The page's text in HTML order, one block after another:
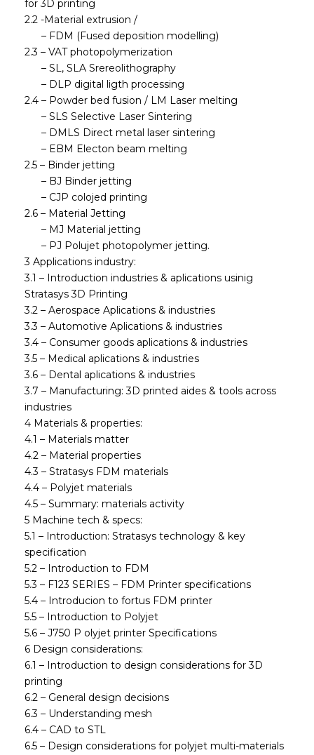
for 3D printing
2.2 -Material extrusion /
– FDM (Fused deposition modelling)
2.3 – VAT photopolymerization
– SL, SLA Srereolithography
– DLP digital ligth processing
2.4 – Powder bed fusion / LM Laser melting
– SLS Selective Laser Sintering
– DMLS Direct metal laser sintering
– EBM Electon beam melting
2.5 – Binder jetting
– BJ Binder jetting
– CJP colojed printing
2.6 – Material Jetting
– MJ Material jetting
– PJ Polujet photopolymer jetting.
3 Applications industry:
3.1 – Introduction industries & aplications usinig
Stratasys 3D Printing
3.2 – Aerospace Aplications & industries
3.3 – Automotive Aplications & industries
3.4 – Consumer goods aplications & industries
3.5 – Medical aplications & industries
3.6 – Dental aplications & industries
3.7 – Manufacturing: 3D printed aides & tools across
industries
4 Materials & properties:
4.1 – Materials matter
4.2 – Material properties
4.3 – Stratasys FDM materials
4.4 – Polyjet materials
4.5 – Summary: materials activity
5 Machine tech & specs:
5.1 – Introduction: Stratasys technology & key
specification
5.2 – Introduction to FDM
5.3 – F123 SERIES – FDM Printer specifications
5.4 – Introducion to fortus FDM printer
5.5 – Introduction to Polyjet
5.6 – J750 P olyjet printer Specifications
6 Design considerations:
6.1 – Introduction to design considerations for 3D
printing
6.2 – General design decisions
6.3 – Understanding mesh
6.4 – CAD to STL
6.5 – Design considerations for polyjet multi-materials